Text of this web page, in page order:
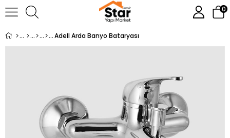
0
Adell Arda Banyo Bataryası